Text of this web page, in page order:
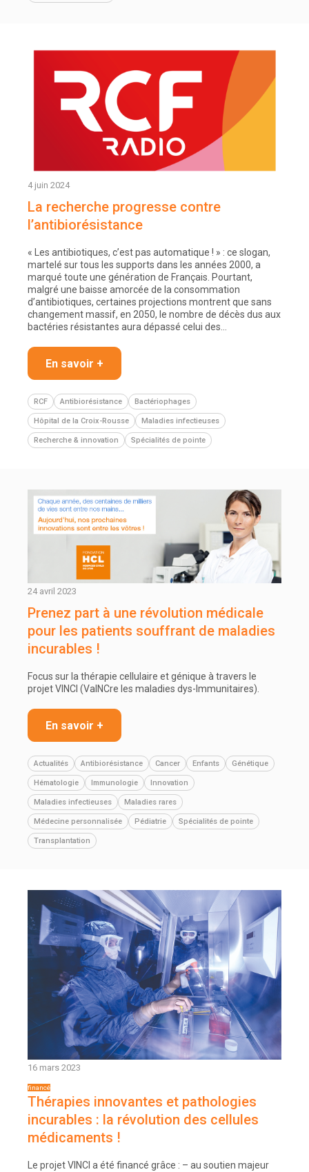
4 juin 2024
La recherche progresse contre
l’antibiorésistance
« Les antibiotiques, c’est pas automatique ! » : ce slogan,
martelé sur tous les supports dans les années 2000, a
marqué toute une génération de Français. Pourtant,
malgré une baisse amorcée de la consommation
d’antibiotiques, certaines projections montrent que sans
changement massif, en 2050, le nombre de décès dus aux
bactéries résistantes aura dépassé celui des…
En savoir +
RCF Antibiorésistance Bactériophages
Hôpital de la Croix-Rousse Maladies infectieuses
Recherche & innovation Spécialités de pointe
24 avril 2023
Prenez part à une révolution médicale
pour les patients souffrant de maladies
incurables !
Focus sur la thérapie cellulaire et génique à travers le
projet VINCI (VaINCre les maladies dys-Immunitaires).
En savoir +
Actualités Antibiorésistance Cancer Enfants Génétique
Hématologie Immunologie Innovation
Maladies infectieuses Maladies rares
Médecine personnalisée Pédiatrie Spécialités de pointe
Transplantation
16 mars 2023
Thérapies innovantes et pathologies
incurables : la révolution des cellules
médicaments !
Le projet VINCI a été financé grâce : – au soutien majeur